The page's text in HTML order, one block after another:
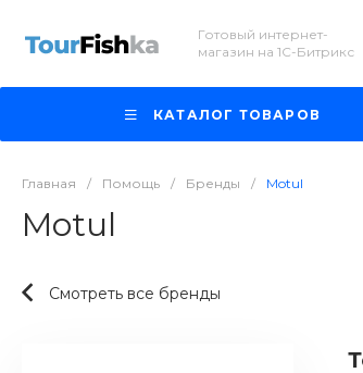
Готовый интернет-
магазин на 1С-Битрикс
КАТАЛОГ ТОВАРОВ
Главная / Помощь / Бренды / Motul
Motul
Смотреть все бренды